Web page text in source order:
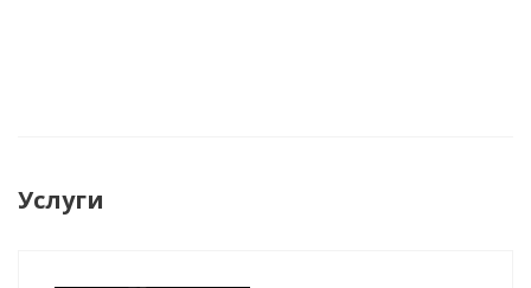
Услуги